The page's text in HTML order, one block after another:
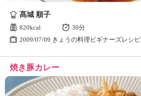
髙城 順子
820kcal
30分
2009/07/09 きょうの料理ビギナーズレシピ
焼き豚カレー